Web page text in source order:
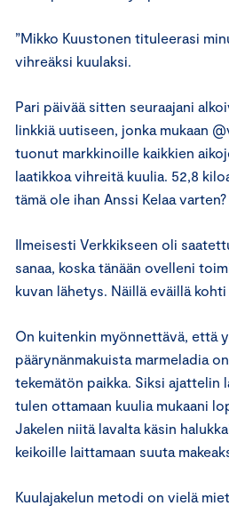
”Mikko Kuustonen tituleerasi
vihreäksi kuulaksi.
Pari päivää sitten seuraajani
linkkiä uutiseen, jonka mukaan
tuonut markkinoille kaikkien
laatikkoa vihreitä kuulia. 52,8
tämä ole ihan Anssi Kelaa varten?
Ilmeisesti Verkkikseen oli
sanaa, koska tänään ovelleni
kuvan lähetys. Näillä eväillä
On kuitenkin myönnettävä, että
päärynänmakuista marmeladia
tekemätön paikka. Siksi ajattelin
tulen ottamaan kuulia mukaani
Jakelen niitä lavalta käsin
keikoille laittamaan suuta
Kuulajakelun metodi on vielä